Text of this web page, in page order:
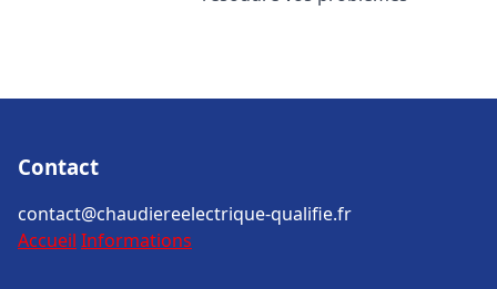
Contact
contact@chaudiereelectrique-qualifie.fr
Accueil Informations